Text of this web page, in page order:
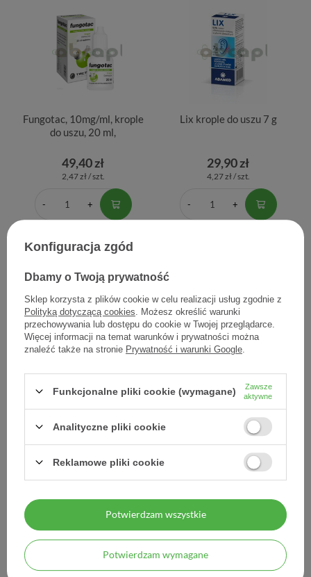
Fungotac, 10mg/ml, krople
do uszu, 20 ml,
49,40 zł
2,47 zł / szt.
Lix krople do uszu 7 g
29,90 zł
4,27 zł / szt.
Maść kamforowa, 10 %, 20
7,90 zł
0,40 zł / szt.
Oleum Camphoratum, płyn,
6,60 zł
0,22 zł / szt.
Konfiguracja zgód
Dbamy o Twoją prywatność
Sklep korzysta z plików cookie w celu realizacji usług zgodnie z
Polityką dotyczącą cookies . Możesz określić warunki
przechowywania lub dostępu do cookie w Twojej przeglądarce.
Więcej informacji na temat warunków i prywatności można
znaleźć także na stronie Prywatność i warunki Google
Funkcjonalne pliki cookie (wymagane)
Zawsze
aktywne
Analityczne pliki cookie
Reklamowe pliki cookie
Potwierdzam wymagane
Potwierdzam wszystkie